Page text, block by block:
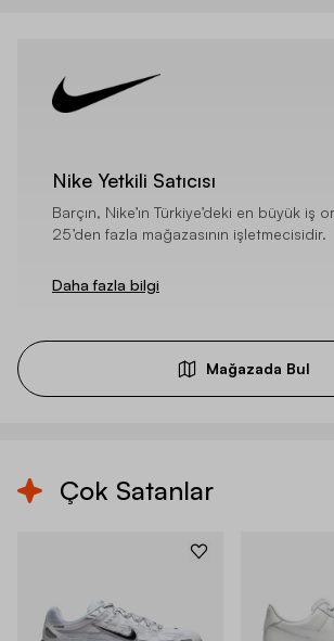
Nike Yetkili Satıcısı
Barçın, Nike’ın Türkiye’deki en büyük iş
25’den fazla mağazasının işletmecisidir.
Daha fazla bilgi
Mağazada Bul
Çok Satanlar